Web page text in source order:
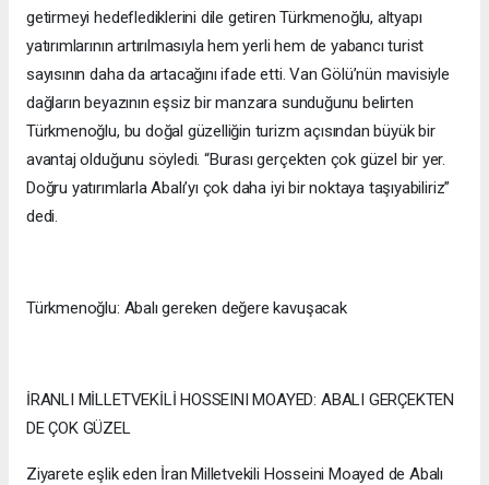
getirmeyi hedeflediklerini dile getiren Türkmenoğlu, altyapı
yatırımlarının artırılmasıyla hem yerli hem de yabancı turist
sayısının daha da artacağını ifade etti. Van Gölü’nün mavisiyle
dağların beyazının eşsiz bir manzara sunduğunu belirten
Türkmenoğlu, bu doğal güzelliğin turizm açısından büyük bir
avantaj olduğunu söyledi. “Burası gerçekten çok güzel bir yer.
Doğru yatırımlarla Abalı’yı çok daha iyi bir noktaya taşıyabiliriz”
dedi.
Türkmenoğlu: Abalı gereken değere kavuşacak
İRANLI MİLLETVEKİLİ HOSSEINI MOAYED: ABALI GERÇEKTEN
DE ÇOK GÜZEL
Ziyarete eşlik eden İran Milletvekili Hosseini Moayed de Abalı